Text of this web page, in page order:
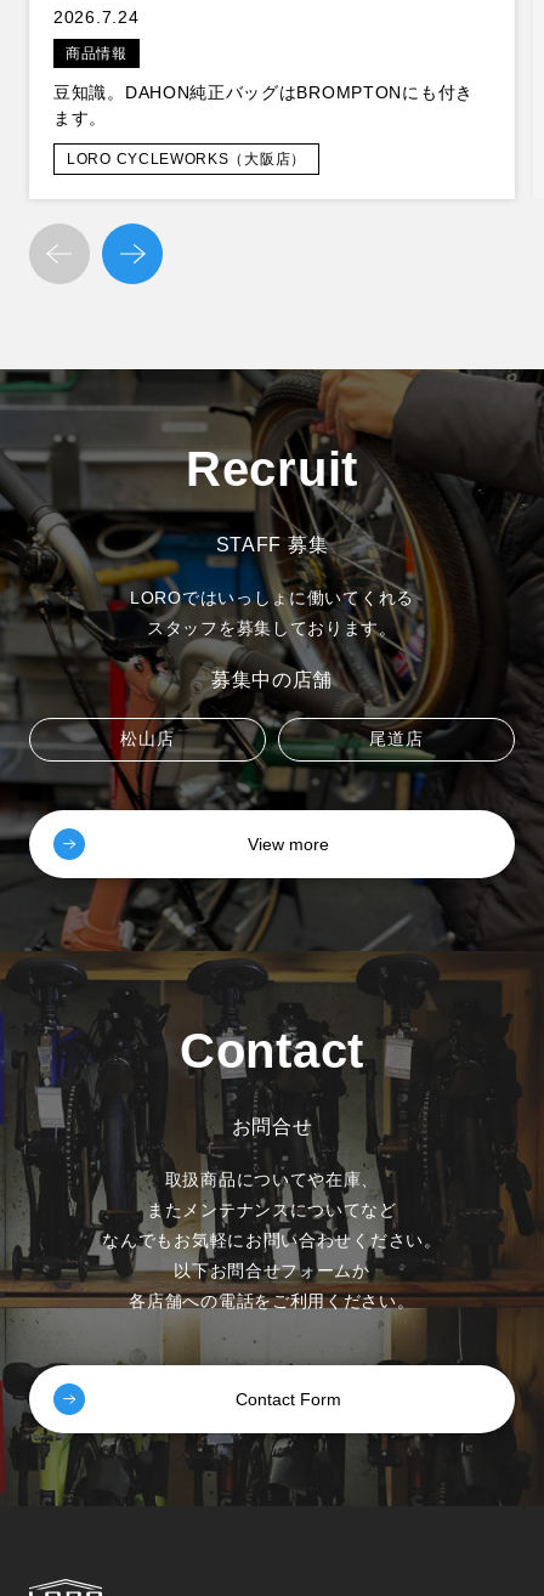
2026.7.24
商品情報
豆知識。DAHON純正バッグはBROMPTONにも付き
ます。
LORO CYCLEWORKS（大阪店）
Recruit
STAFF 募集
LOROではいっしょに働いてくれる
スタッフを募集しております。
募集中の店舗
松山店 尾道店
View more
Contact
お問合せ
取扱商品についてや在庫、
またメンテナンスについてなど
なんでもお気軽にお問い合わせください。
以下お問合せフォームか
各店舗への電話をご利用ください。
Contact Form